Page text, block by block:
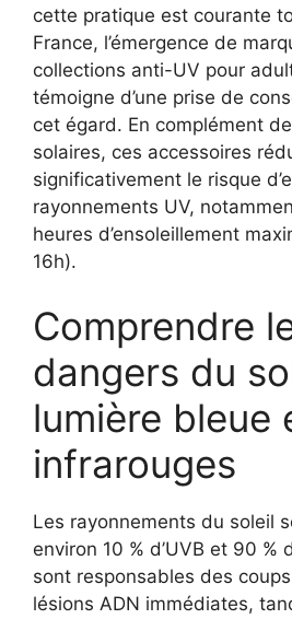
cette pratique est courante
France, l’émergence de
collections anti-UV pour
témoigne d’une prise de
cet égard. En complément
solaires, ces accessoires
significativement le risque
rayonnements UV,
heures d’ensoleillement
16h).
Comprendre
dangers du
lumière bleue
infrarouges
Les rayonnements du soleil
environ 10 % d’UVB et 90 %
sont responsables des
lésions ADN immédiates,